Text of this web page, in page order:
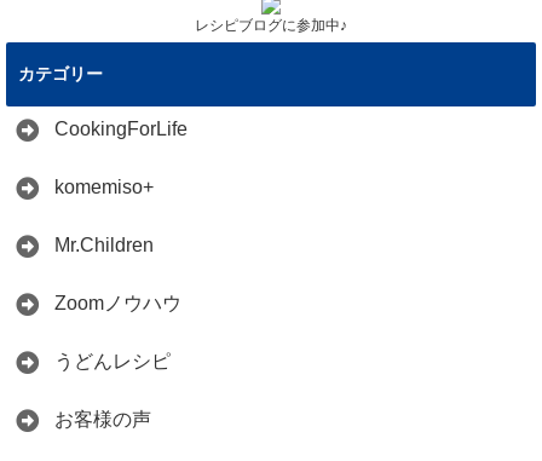
レシピブログに参加中♪
カテゴリー
CookingForLife
komemiso+
Mr.Children
Zoomノウハウ
うどんレシピ
お客様の声